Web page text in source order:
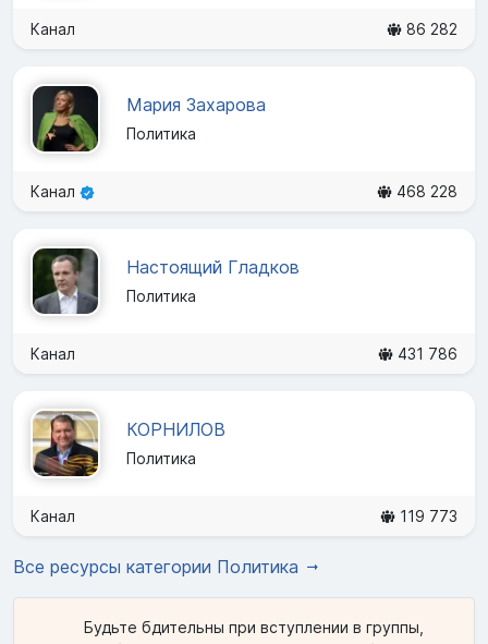
Канал 86 282
Мария Захарова
Политика
Канал 468 228
Настоящий Гладков
Политика
Канал 431 786
КОРНИЛОВ
Политика
Канал 119 773
Все ресурсы категории Политика
Будьте бдительны при вступлении в группы,